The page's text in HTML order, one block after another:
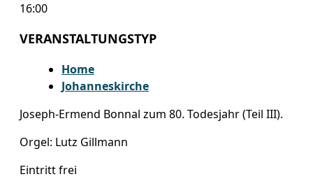
16:00
VERANSTALTUNGSTYP
Home
Johanneskirche
Joseph-Ermend Bonnal zum 80. Todesjahr (Teil III).
Orgel: Lutz Gillmann
Eintritt frei